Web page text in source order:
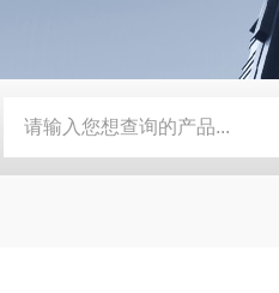
能 SMD-210PF-FPC抗寒耐